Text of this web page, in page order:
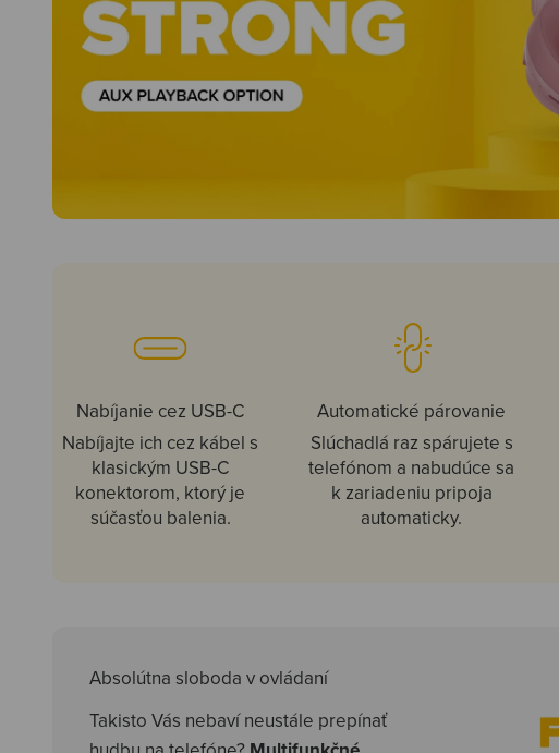
Nabíjanie cez USB-C
Nabíjajte ich cez kábel s
klasickým USB-C
konektorom, ktorý je
súčasťou balenia.
Automatické párovanie
Slúchadlá raz spárujete s
telefónom a nabudúce sa
k zariadeniu pripoja
automaticky.
Absolútna sloboda v ovládaní
Takisto Vás nebaví neustále prepínať